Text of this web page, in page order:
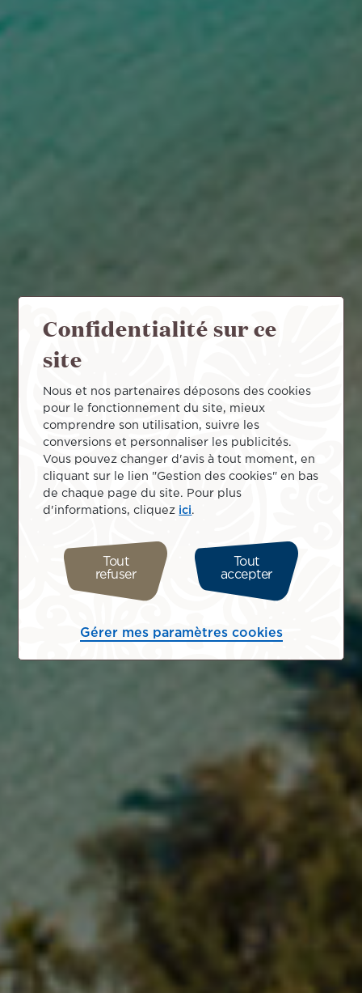
Confidentialité sur ce
site
Nous et nos partenaires déposons des cookies
pour le fonctionnement du site, mieux
comprendre son utilisation, suivre les
conversions et personnaliser les publicités.
Vous pouvez changer d'avis à tout moment, en
cliquant sur le lien "Gestion des cookies" en bas
de chaque page du site. Pour plus
d'informations, cliquez ici
Tout
refuser
Tout
accepter
Gérer mes paramètres cookies